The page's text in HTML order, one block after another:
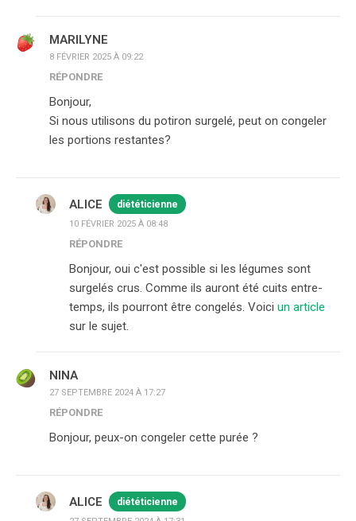
MARILYNE
8 FÉVRIER 2025 À 09:22
RÉPONDRE
Bonjour,
Si nous utilisons du potiron surgelé, peut on congeler
les portions restantes?
ALICE diététicienne
10 FÉVRIER 2025 À 08:48
RÉPONDRE
Bonjour, oui c'est possible si les légumes sont
surgelés crus. Comme ils auront été cuits entre-
temps, ils pourront être congelés. Voici un article
sur le sujet.
NINA
27 SEPTEMBRE 2024 À 17:27
RÉPONDRE
Bonjour, peux-on congeler cette purée ?
ALICE diététicienne